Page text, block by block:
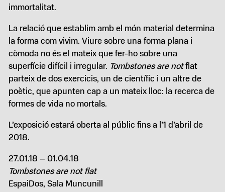
immortalitat.
La relació que establim amb el món material determina
la forma com vivim. Viure sobre una forma plana i
còmoda no és el mateix que fer-ho sobre una
superfície difícil i irregular. Tombstones are notflat
parteix de dos exercicis, un de científic i un altre de
poètic, que apunten cap a un mateix lloc: la recerca de
formes de vida no mortals.
L’exposició estará oberta al públic fins a l’1 d’abril de
2018.
27.01.18 – 01.04.18
Tombstones are not flat
EspaiDos, Sala Muncunill